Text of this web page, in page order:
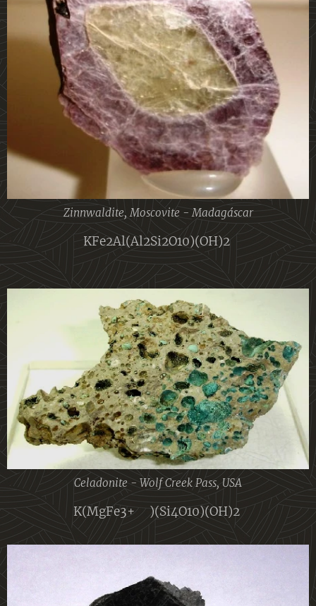
Zinnwaldite, Moscovite - Madagáscar
KFe2Al(Al2Si2O10)(OH)2
Celadonite - Wolf Creek Pass, USA
K(MgFe3+◻)(Si4O10)(OH)2